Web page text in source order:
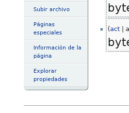
Subir archivo
Páginas
especiales
Información de la
página
Explorar
propiedades
act